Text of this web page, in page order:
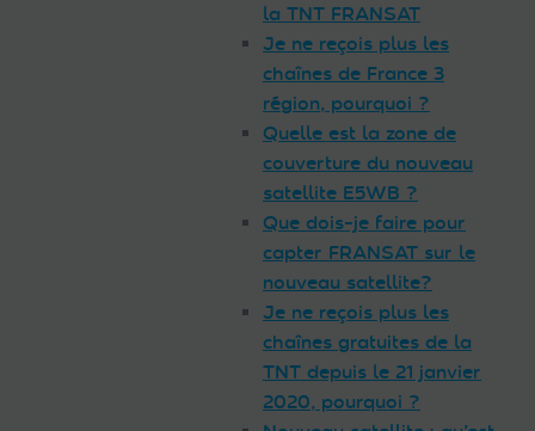
la TNT FRANSAT
Je ne reçois plus les
chaînes de France 3
région, pourquoi ?
Quelle est la zone de
couverture du nouveau
satellite E5WB ?
Que dois-je faire pour
capter FRANSAT sur le
nouveau satellite?
Je ne reçois plus les
chaînes gratuites de la
TNT depuis le 21 janvier
2020, pourquoi ?